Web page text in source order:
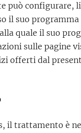
può configurare,
il suo
quale il suo
sulle pagine
offerti dal
il trattamento è